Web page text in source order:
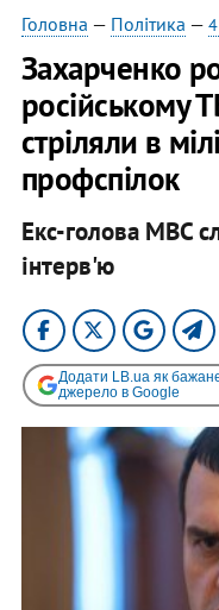
Головна — Політика —
Захарченко
російському
стріляли в
профспілок
Екс-голова МВС
інтерв'ю
Додати LB.ua як
джерело в Google